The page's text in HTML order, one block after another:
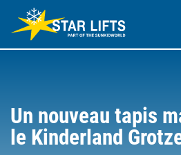
Un nouveau tapis
le Kinderland